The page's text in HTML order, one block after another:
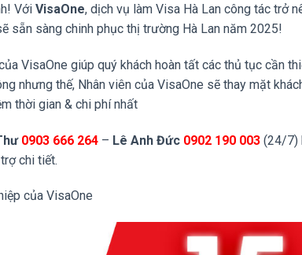
Với VisaOne, dịch vụ làm Visa Hà Lan công tác trở
sẵn sàng chinh phục thị trường Hà Lan năm 2025!
VisaOne giúp quý khách hoàn tất các thủ tục cần
nhưng thế, Nhân viên của VisaOne sẽ thay mặt
thời gian & chi phí nhất
0903 666 264 – Lê Anh Đức 0902 190 003 (24/7)
chi tiết.
của VisaOne